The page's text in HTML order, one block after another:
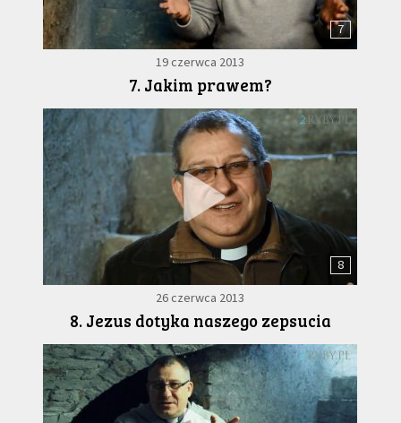
7
19 czerwca 2013
7. Jakim prawem?
8
26 czerwca 2013
8. Jezus dotyka naszego zepsucia